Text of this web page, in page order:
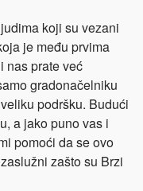
koji su vezani
je među prvima
nas prate već
gradonačelniku
podršku. Budući
a jako puno vas i
pomoći da se ovo
zašto su Brzi